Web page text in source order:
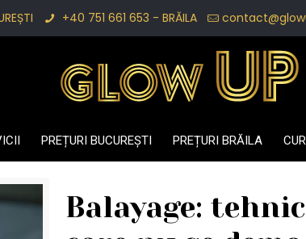
+40 751 661 653 - BRĂILA
PREȚURI BUCUREȘTI PREȚURI BRĂILA
Balayage: